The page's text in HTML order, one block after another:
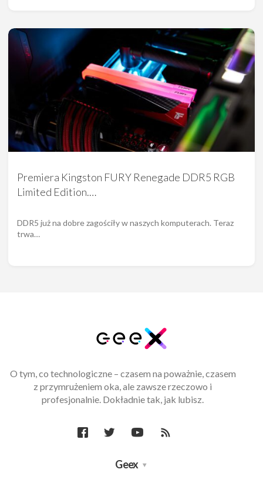
Premiera Kingston FURY Renegade DDR5 RGB
Limited Edition.…
DDR5 już na dobre zagościły w naszych komputerach. Teraz
trwa…
O tym, co technologiczne – czasem na poważnie, czasem
z przymrużeniem oka, ale zawsze rzeczowo i
profesjonalnie. Dokładnie tak, jak lubisz.
Geex